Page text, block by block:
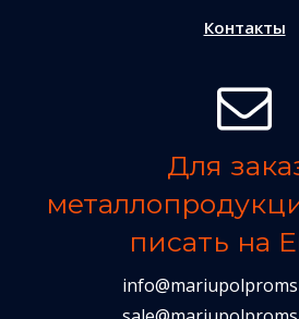
Контакты
Для
писать на